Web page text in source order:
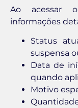
Ao acessar
informações
Status
suspensa
Data de
quando
Motivo